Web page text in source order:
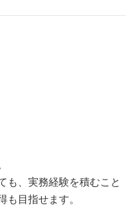
も、実務経験を積むこと
も目指せます。